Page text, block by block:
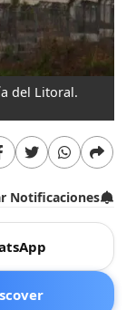
del Litoral.
Notificaciones